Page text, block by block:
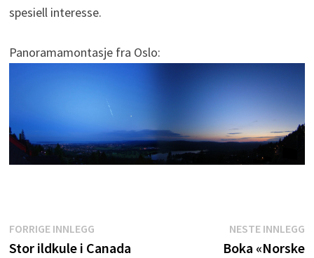
spesiell interesse.
Panoramamontasje fra Oslo:
Innleggsnavigasjon
FORRIGE INNLEGGForrige
innlegg:
Stor ildkule i Canada
NESTE INNLEGG
Boka «Norske